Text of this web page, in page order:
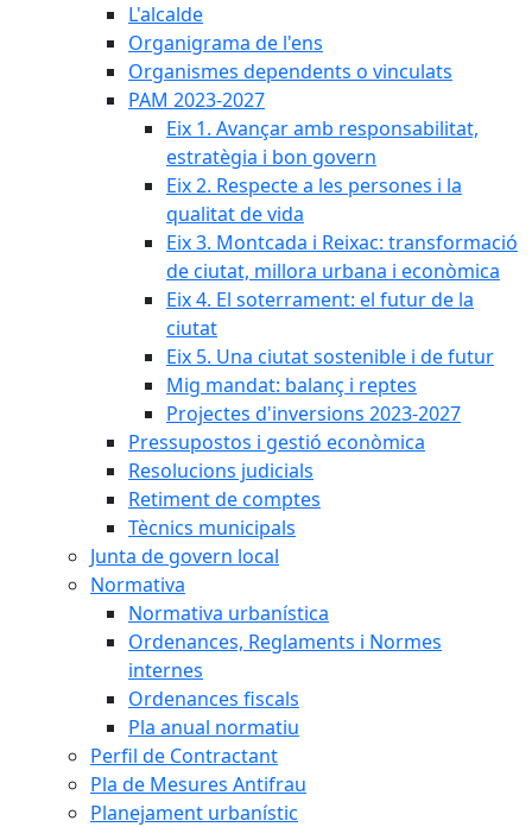
L'alcalde
Organigrama de l'ens
Organismes dependents o vinculats
PAM 2023-2027
Eix 1. Avançar amb responsabilitat,
estratègia i bon govern
Eix 2. Respecte a les persones i la
qualitat de vida
Eix 3. Montcada i Reixac: transformació
de ciutat, millora urbana i econòmica
Eix 4. El soterrament: el futur de la
ciutat
Eix 5. Una ciutat sostenible i de futur
Mig mandat: balanç i reptes
Projectes d'inversions 2023-2027
Pressupostos i gestió econòmica
Resolucions judicials
Retiment de comptes
Tècnics municipals
Junta de govern local
Normativa
Normativa urbanística
Ordenances, Reglaments i Normes
internes
Ordenances fiscals
Pla anual normatiu
Perfil de Contractant
Pla de Mesures Antifrau
Planejament urbanístic